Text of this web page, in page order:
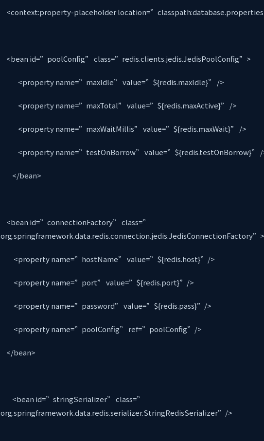
<context:property-placeholder
<bean id=”poolConfig” class=”redis.clients.jedis.JedisPoolConfig”>
<property name=”maxIdle” value=”${redis.maxIdle}” />
<property name=”maxTotal” value=”${redis.maxActive}” />
<property name=”maxWaitMillis” value=”${redis.maxWait}” />
<property name=”testOnBorrow” value=”${redis.testOnBorrow}” /
</bean>
<bean id=”connectionFactory” class=”
org.springframework.data.redis.connection.jedis.JedisConnectionFactory”>
<property name=”hostName” value=”${redis.host}”/>
<property name=”port” value=”${redis.port}”/>
<property name=”password” value=”${redis.pass}”/>
<property name=”poolConfig” ref=”poolConfig”/>
</bean>
<bean id=”stringSerializer” class=”
org.springframework.data.redis.serializer.StringRedisSerializer”/>